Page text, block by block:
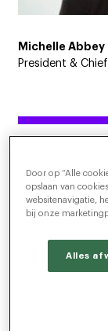
Michelle Abbey
President &
Door op “Alle
opslaan van
websitenavigatie,
bij onze
Alles